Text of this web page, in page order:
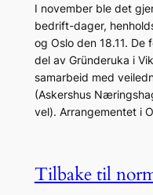
I november ble det
bedrift-dager,
og Oslo den 18.11.
del av Gründeruka i
samarbeid med
(Askershus
vel). Arrangementet i
Tilbake til